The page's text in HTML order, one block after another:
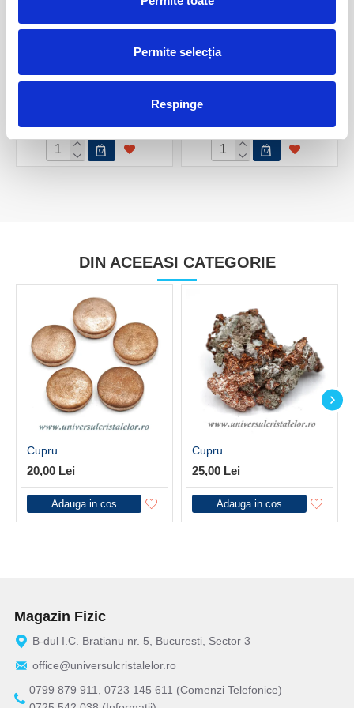
Permite selecția
Respinge
Cupru nativ
Cupru
DIN ACEEASI CATEGORIE
Cupru
20,00 Lei
Adauga in cos
Cupru
25,00 Lei
Adauga in cos
Magazin Fizic
B-dul I.C. Bratianu nr. 5, Bucuresti, Sector 3
office@universulcristalelor.ro
0799 879 911, 0723 145 611 (Comenzi Telefonice)